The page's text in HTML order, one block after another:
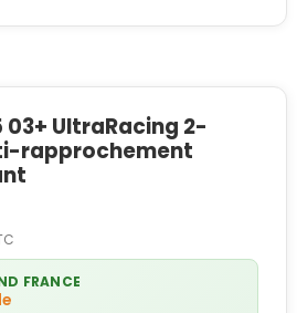
03+ UltraRacing 2-
rapprochement
FRANCE